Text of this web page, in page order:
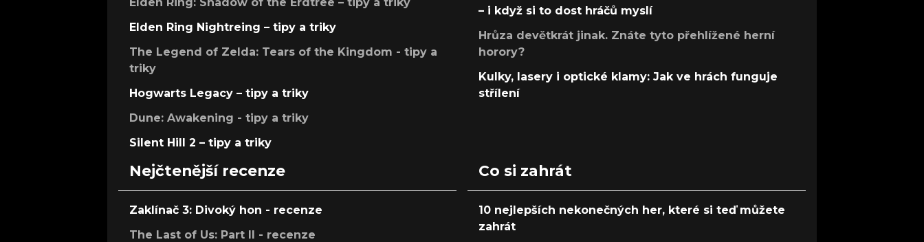
Elden Ring Nightreing – tipy a triky
The Legend of Zelda: Tears of the Kingdom - tipy a
triky
Hogwarts Legacy – tipy a triky
Dune: Awakening - tipy a triky
Silent Hill 2 – tipy a triky
– i když si to dost hráčů myslí
Hrůza devětkrát jinak. Znáte tyto přehlížené herní
horory?
Kulky, lasery i optické klamy: Jak ve hrách funguje
střílení
Nejčtenější recenze
Zaklínač 3: Divoký hon - recenze
The Last of Us: Part II - recenze
Co si zahrát
10 nejlepších nekonečných her, které si teď můžete
zahrát